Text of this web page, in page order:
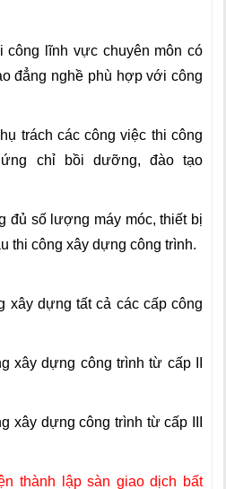
công lĩnh vực chuyên môn có
đẳng nghề phù hợp với công
trách các công việc thi công
chỉ bồi dưỡng, đào tạo
đủ số lượng máy móc, thiết bị
thi công xây dựng công trình.
dựng tất cả các cấp công
xây dựng công trình từ cấp II
xây dựng công trình từ cấp III
thành lập sàn giao dịch bất